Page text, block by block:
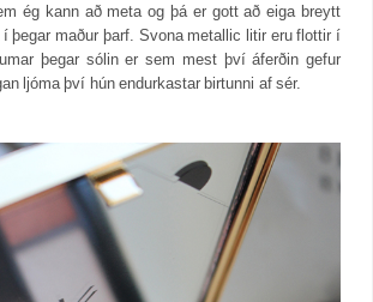
ég kann að meta og þá er gott að eiga breytt
í þegar maður þarf. Svona metallic litir eru flottir í
þegar sólin er sem mest því áferðin gefur
ljóma því hún endurkastar birtunni af sér.